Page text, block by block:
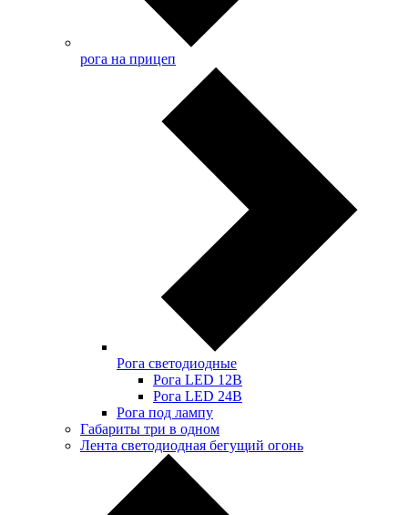
рога на прицеп
Рога светодиодные
Рога LED 12В
Рога LED 24В
Рога под лампу
Габариты три в одном
Лента светодиодная бегущий огонь